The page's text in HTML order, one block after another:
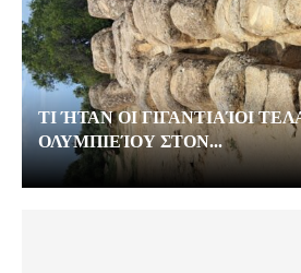
ΤΙ ΉΤΑΝ ΟΙ ΓΙΓΑΝΤΙΑΊΟΙ
ΟΛΥΜΠΙΕΊΟΥ ΣΤΟΝ...